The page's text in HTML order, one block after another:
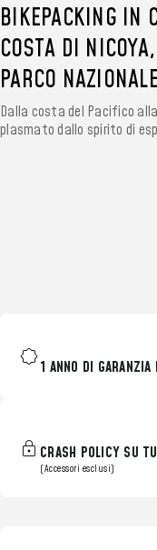
BIKEPACKING IN
COSTA DI
PARCO
Dalla costa del Pacifico
plasmato dallo spirito di
1 ANNO DI GARANZIA
CRASH POLICY SU
(Accessori esclusi)